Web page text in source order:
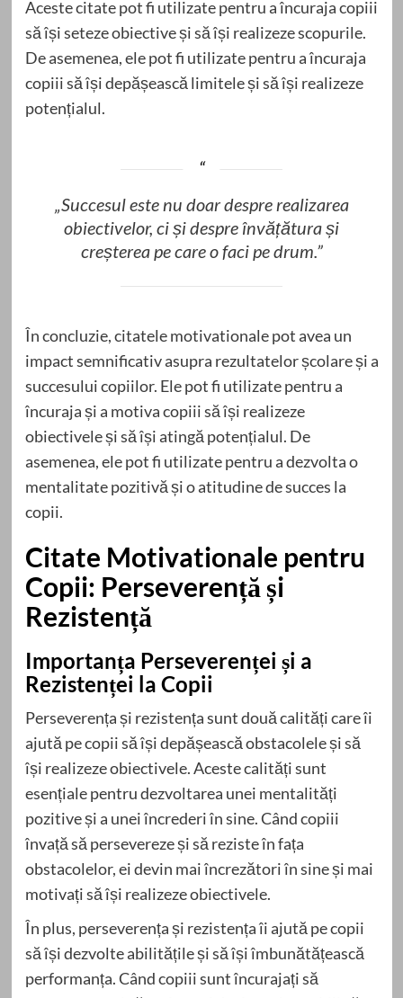
Aceste citate pot fi utilizate pentru a încuraja copiii
să își seteze obiective și să își realizeze scopurile.
De asemenea, ele pot fi utilizate pentru a încuraja
copiii să își depășească limitele și să își realizeze
potențialul.
„Succesul este nu doar despre realizarea
obiectivelor, ci și despre învățătura și
creșterea pe care o faci pe drum.”
În concluzie, citatele motivationale pot avea un
impact semnificativ asupra rezultatelor școlare și a
succesului copiilor. Ele pot fi utilizate pentru a
încuraja și a motiva copiii să își realizeze
obiectivele și să își atingă potențialul. De
asemenea, ele pot fi utilizate pentru a dezvolta o
mentalitate pozitivă și o atitudine de succes la
copii.
Citate Motivationale pentru
Copii: Perseverență și
Rezistență
Importanța Perseverenței și a
Rezistenței la Copii
Perseverența și rezistența sunt două calități care îi
ajută pe copii să își depășească obstacolele și să
își realizeze obiectivele. Aceste calități sunt
esențiale pentru dezvoltarea unei mentalități
pozitive și a unei încrederi în sine. Când copiii
învață să persevereze și să reziste în fața
obstacolelor, ei devin mai încrezători în sine și mai
motivați să își realizeze obiectivele.
În plus, perseverența și rezistența îi ajută pe copii
să își dezvolte abilitățile și să își îmbunătățească
performanța. Când copiii sunt încurajați să